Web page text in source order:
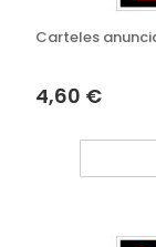
Carteles
4,60 €